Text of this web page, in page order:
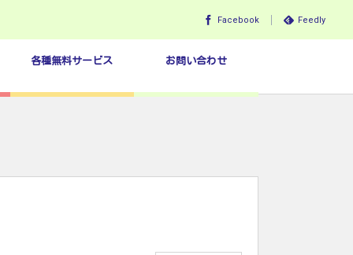
Facebook Feedly
各種無料サービス お問い合わせ